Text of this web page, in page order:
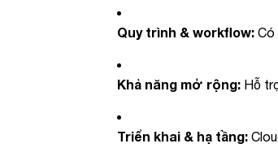
Quy trình & workflow: Có
Khả năng mở rộng: Hỗ
Triển khai & hạ tầng: